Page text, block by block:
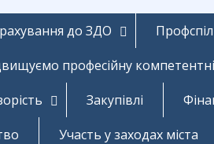
до ЗДО
професійну
Закупівлі
Участь у заходах міста